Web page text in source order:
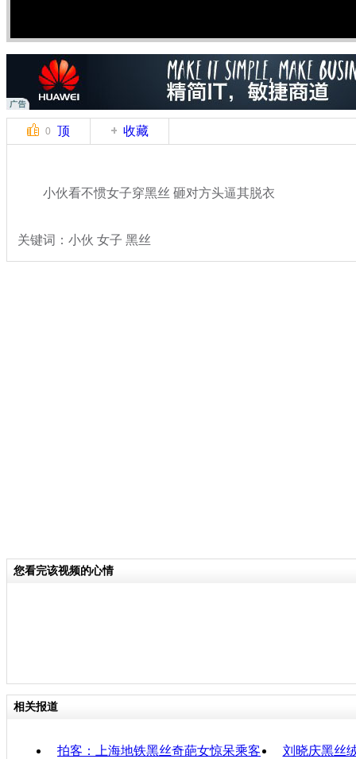
0 顶 收藏
小伙看不惯女子穿黑丝 砸对方头逼其脱衣
关键词：小伙 女子 黑丝
您看完该视频的心情
相关报道
拍客：上海地铁黑丝奇葩女惊呆乘客
刘晓庆黑丝